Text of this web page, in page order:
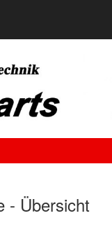
- Übersicht